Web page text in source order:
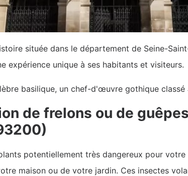
située dans le département de Seine-
expérience unique à ses habitants et visiteurs.
basilique, un chef-d'œuvre gothique classé
de frelons ou de
potentiellement très dangereux pour
maison ou de votre jardin. Ces insectes